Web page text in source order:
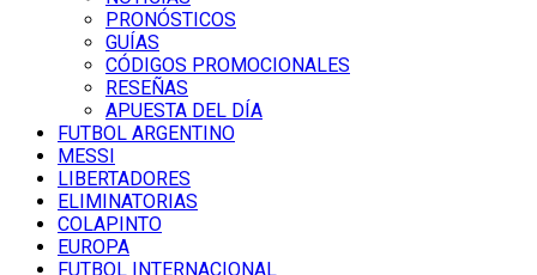
PRONÓSTICOS
GUÍAS
CÓDIGOS PROMOCIONALES
RESEÑAS
APUESTA DEL DÍA
FUTBOL ARGENTINO
MESSI
LIBERTADORES
ELIMINATORIAS
COLAPINTO
EUROPA
FUTBOL INTERNACIONAL